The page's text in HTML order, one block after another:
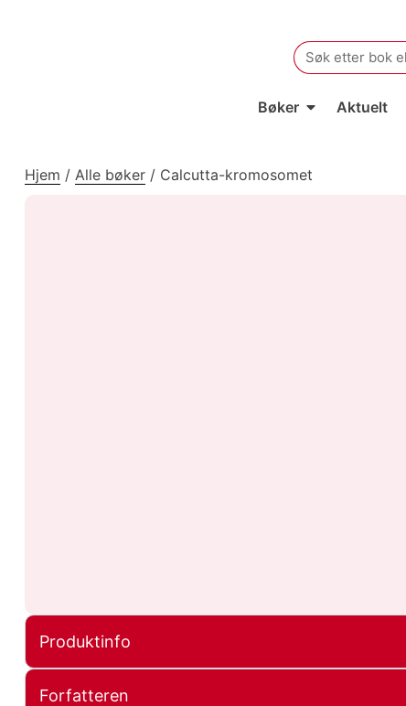
Search
for:
Bøker Aktuelt
Hjem / Alle bøker / Calcutta-kromosomet
Produktinfo
Forfatteren